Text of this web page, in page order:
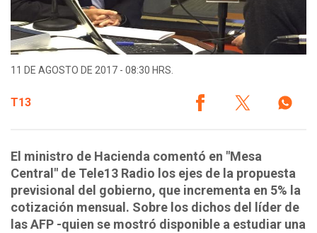
11 DE AGOSTO DE 2017 - 08:30 HRS.
T13
El ministro de Hacienda comentó en "Mesa
Central" de Tele13 Radio los ejes de la propuesta
previsional del gobierno, que incrementa en 5% la
cotización mensual. Sobre los dichos del líder de
las AFP -quien se mostró disponible a estudiar una